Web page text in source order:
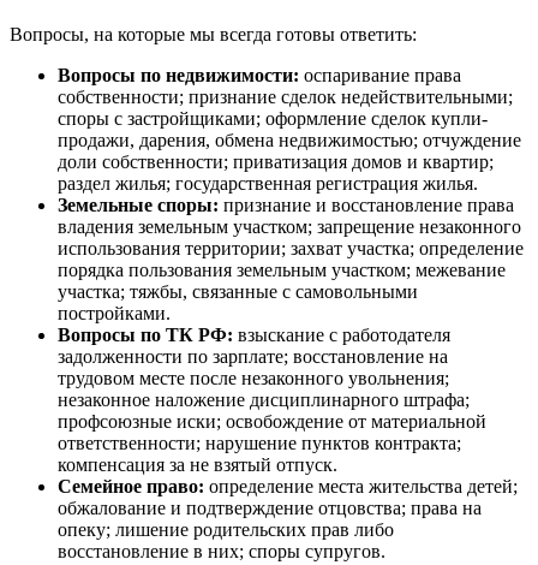
Вопросы, на которые мы всегда готовы ответить:
Вопросы по недвижимости: оспаривание права
собственности; признание сделок недействительными;
споры с застройщиками; оформление сделок купли-
продажи, дарения, обмена недвижимостью; отчуждение
доли собственности; приватизация домов и квартир;
раздел жилья; государственная регистрация жилья.
Земельные споры: признание и восстановление права
владения земельным участком; запрещение незаконного
использования территории; захват участка; определение
порядка пользования земельным участком; межевание
участка; тяжбы, связанные с самовольными
постройками.
Вопросы по ТК РФ: взыскание с работодателя
задолженности по зарплате; восстановление на
трудовом месте после незаконного увольнения;
незаконное наложение дисциплинарного штрафа;
профсоюзные иски; освобождение от материальной
ответственности; нарушение пунктов контракта;
компенсация за не взятый отпуск.
Семейное право: определение места жительства детей;
обжалование и подтверждение отцовства; права на
опеку; лишение родительских прав либо
восстановление в них; споры супругов.